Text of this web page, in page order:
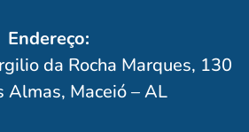
Endereço:
da Rocha Marques, 130
Almas, Maceió – AL